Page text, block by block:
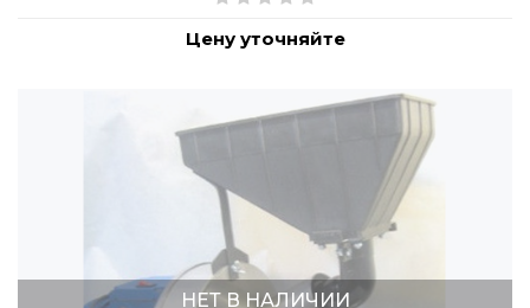
Цену уточняйте
НЕТ В НАЛИЧИИ